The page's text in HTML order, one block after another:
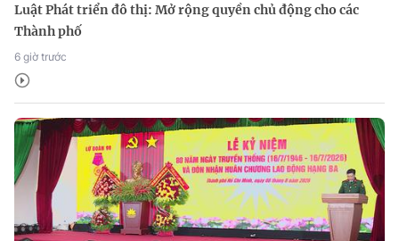
Luật Phát triển đô thị: Mở rộng quyền chủ động cho các
Thành phố
6 giờ trước